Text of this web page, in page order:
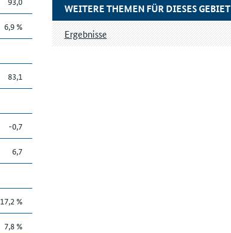
6,9 %
83,1
-0,7
6,7
17,2 %
7,8 %
WEITERE THEMEN FÜR DIESES GEBIET
Ergebnisse